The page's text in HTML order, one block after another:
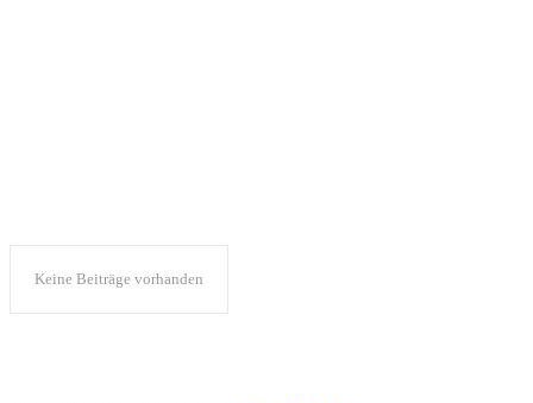
Keine Beiträge vorhanden